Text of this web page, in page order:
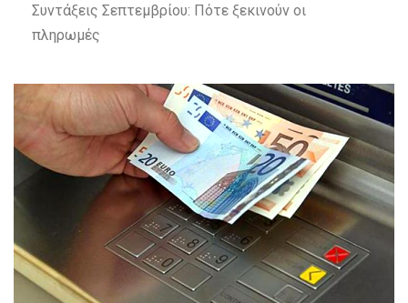
Συντάξεις Σεπτεμβρίου: Πότε ξεκινούν οι
πληρωμές